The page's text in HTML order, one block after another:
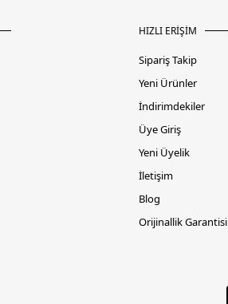
HIZLI ERİŞİM
Sipariş Takip
Yeni Ürünler
İndirimdekiler
Üye Giriş
Yeni Üyelik
İletişim
Blog
Orijinallik Garantisi